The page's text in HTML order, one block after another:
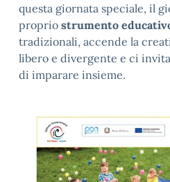
questa giornata speciale, il
proprio strumento
tradizionali, accende la
libero e divergente e ci
di imparare insieme.